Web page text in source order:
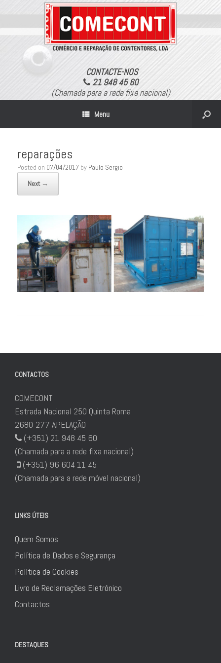
CONTACTE-NOS
21 948 45 60
(Chamada para a rede fixa nacional)
Menu
reparações
Posted on 07/04/2017 by Paulo Sergio
Next →
CONTACTOS
COMECONT
Estrada Nacional 250 Quinta Roma
2680-277 APELAÇÃO
(+351) 21 948 45 60
(Chamada para a rede fixa nacional)
(+351) 96 604 11 45
(Chamada para a rede móvel nacional)
LINKS ÚTEIS
Quem Somos
Política de Dados e Segurança
Política de Cookies
Livro de Reclamações Eletrónico
Contactos
DESTAQUES